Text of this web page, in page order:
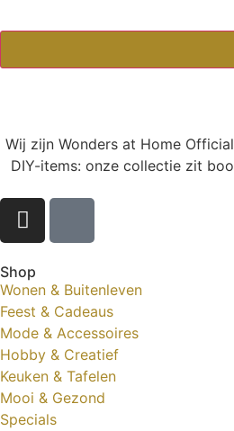
Wij zijn Wonders at Home
DIY-items: onze collectie zit
Shop
Wonen & Buitenleven
Feest & Cadeaus
Mode & Accessoires
Hobby & Creatief
Keuken & Tafelen
Mooi & Gezond
Specials